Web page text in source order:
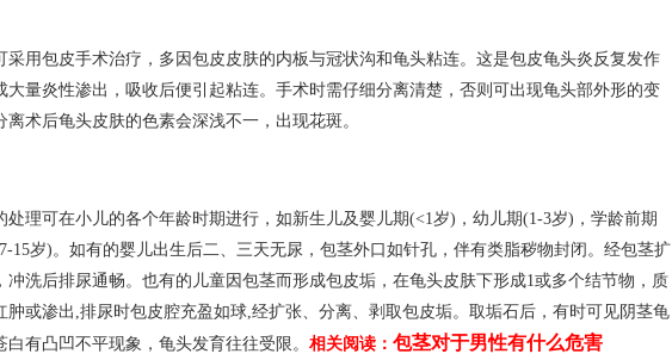
采用包皮手术治疗，多因包皮皮肤的内板与冠状沟和龟头粘连。这是包皮龟头炎反复发作
大量炎性渗出，吸收后便引起粘连。手术时需仔细分离清楚，否则可出现龟头部外形的变
离术后龟头皮肤的色素会深浅不一，出现花斑。
处理可在小儿的各个年龄时期进行，如新生儿及婴儿期(<1岁)，幼儿期(1-3岁)，学龄前期
15岁)。如有的婴儿出生后二、三天无尿，包茎外口如针孔，伴有类脂秽物封闭。经包茎扩
冲洗后排尿通畅。也有的儿童因包茎而形成包皮垢，在龟头皮肤下形成1或多个结节物，质
肿或渗出,排尿时包皮腔充盈如球,经扩张、分离、剥取包皮垢。取垢石后，有时可见阴茎龟
有凸凹不平现象，龟头发育往往受限。 相关阅读： 包茎对于男性有什么危害